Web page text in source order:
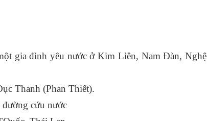
gia đình yêu nước ở Kim Liên, Nam Đàn, Nghệ
Thanh (Phan Thiết).
cứu nước